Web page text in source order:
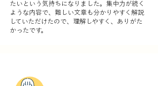
たいという気持ちになりました。集中力が続く
ような内容で、難しい文章も分かりやすく解説
していただけたので、理解しやすく、ありがた
かったです。